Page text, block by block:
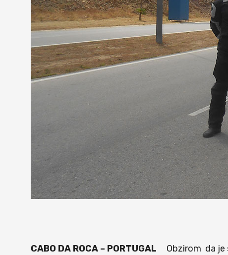
CABO DA ROCA – PORTUGAL
Obzirom da je